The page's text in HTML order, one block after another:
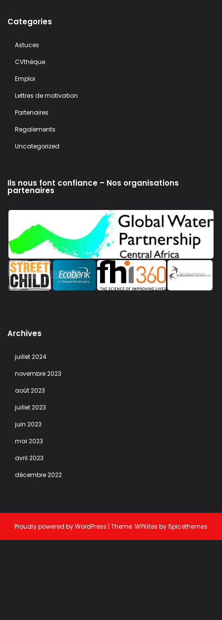
Categories
Astuces
CVthèque
Emploi
Lettres de motivation
Partenaires
Regalements
Uncategorized
Ils nous font confiance – Nos organisations
partenaires
Archives
juillet 2024
novembre 2023
août 2023
juillet 2023
juin 2023
mai 2023
avril 2023
décembre 2022
Proudly powered byWordPress | Theme: WPKites bySpicethemes